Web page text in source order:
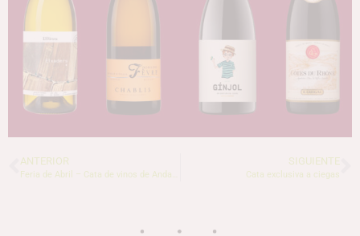
ANTERIOR
Feria de Abril – Cata de vinos de Andalucía
SIGUIENTE
Cata exclusiva a ciegas